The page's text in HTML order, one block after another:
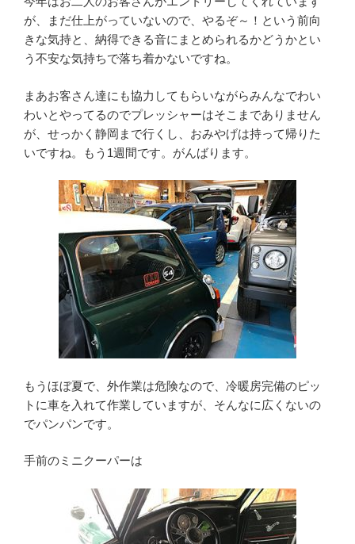
が、まだ仕上がっていないので、やるぞ～！という前向
きな気持と、納得できる音にまとめられるかどうかとい
う不安な気持ちで落ち着かないですね。
まあお客さん達にも協力してもらいながらみんなでわい
わいとやってるのでプレッシャーはそこまでありません
が、せっかく静岡まで行くし、おみやげは持って帰りた
いですね。もう1週間です。がんばります。
もうほぼ夏で、外作業は危険なので、冷暖房完備のピッ
トに車を入れて作業していますが、そんなに広くないの
でパンパンです。
手前のミニクーパーは